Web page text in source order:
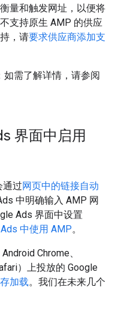
衡量和触发网址，以便将
支持原生 AMP 的供应
，请要求供应商添加支
需了解详情，请参阅
界面中启用
通过网页中的链接自动
中明确输入 AMP 网
Ads 界面中设置
中使用 AMP。
Chrome、
）上投放的 Google
加载。我们在未来几个